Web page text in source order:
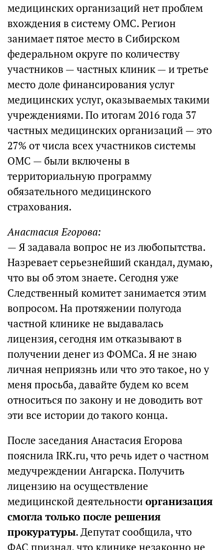
медицинских организаций нет проблем
вхождения в систему ОМС. Регион
занимает пятое место в Сибирском
федеральном округе по количеству
участников — частных клиник — и третье
место доле финансирования услуг
медицинских услуг, оказываемых такими
учреждениями. По итогам 2016 года 37
частных медицинских организаций — это
27% от числа всех участников системы
ОМС — были включены в
территориальную программу
обязательного медицинского
страхования.
Анастасия Егорова:
— Я задавала вопрос не из любопытства.
Назревает серьезнейший скандал, думаю,
что вы об этом знаете. Сегодня уже
Следственный комитет занимается этим
вопросом. На протяжении полугода
частной клинике не выдавалась
лицензия, сегодня им отказывают в
получении денег из ФОМСа. Я не знаю
личная неприязнь или что это такое, но у
меня просьба, давайте будем ко всем
относиться по закону и не доводить вот
эти все истории до такого конца.
После заседания Анастасия Егорова
пояснила IRK.ru, что речь идет о частном
медучреждении Ангарска. Получить
лицензию на осуществление
медицинской деятельности организация
смогла только после решения
прокуратуры. Депутат сообщила, что
ФАС признал, что клинике незаконно не